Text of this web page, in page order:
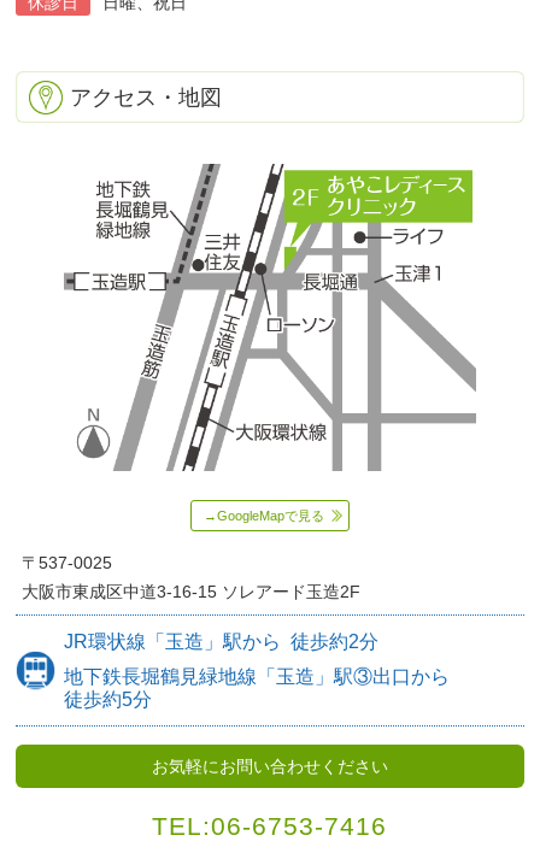
アクセス・地図
→GoogleMapで見る
〒537-0025
大阪市東成区中道3-16-15 ソレアード玉造2F
JR環状線 「玉造」駅から徒歩約2分
地下鉄長堀鶴見緑地線 「玉造」駅③出口から
徒歩約5分
お気軽にお問い合わせください
TEL:06-6753-7416